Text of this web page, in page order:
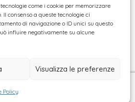
come i cookie per memorizzare
consenso a queste tecnologie ci
di navigazione o ID unici su questo
influire negativamente su alcune
Visualizza le preferenze
Policy